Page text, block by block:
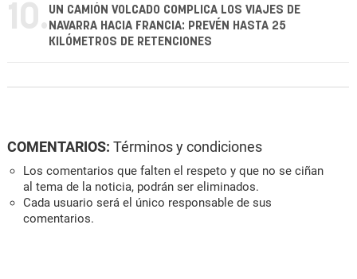
10. UN CAMIÓN VOLCADO COMPLICA LOS VIAJES DE
NAVARRA HACIA FRANCIA: PREVÉN HASTA 25
KILÓMETROS DE RETENCIONES
COMENTARIOS: Términos y condiciones
Los comentarios que falten el respeto y que no se ciñan
al tema de la noticia, podrán ser eliminados.
Cada usuario será el único responsable de sus
comentarios.